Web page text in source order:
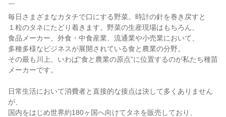
￣
毎日さまざまなカタチで口にする野菜。時計の針を巻き戻すと
１粒のタネにたどり着きます。野菜の生産現場はもちろん、
食品メーカー、外食・中食産業、流通業や小売業において、
多種多様なビジネスが展開されている食と農業の分野。
その最も川上、いわば“食と農業の原点”に位置するのが私たち種苗
メーカーです。
日常生活において消費者と直接的な接点は決して多くありません
が、
国内をはじめ世界約180ヶ国へ向けてタネを販売しており、